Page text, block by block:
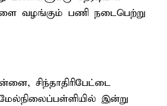
வழங்கும் பணி நடைபெற்று
சிந்தாதிரிபேட்டை
இன்று